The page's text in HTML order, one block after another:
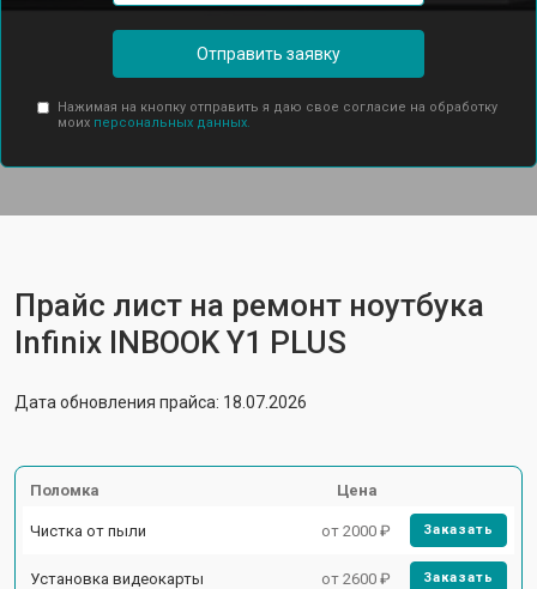
Отправить заявку
Нажимая на кнопку отправить я даю свое согласие на обработку
моих персональных данных.
Прайс лист на ремонт ноутбука
Infinix INBOOK Y1 PLUS
Дата обновления прайса: 18.07.2026
Поломка Цена
Чистка от пыли от 2000 ₽ Заказать
Установка видеокарты от 2600 ₽ Заказать